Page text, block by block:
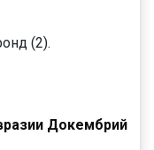
(2).
Докембрий